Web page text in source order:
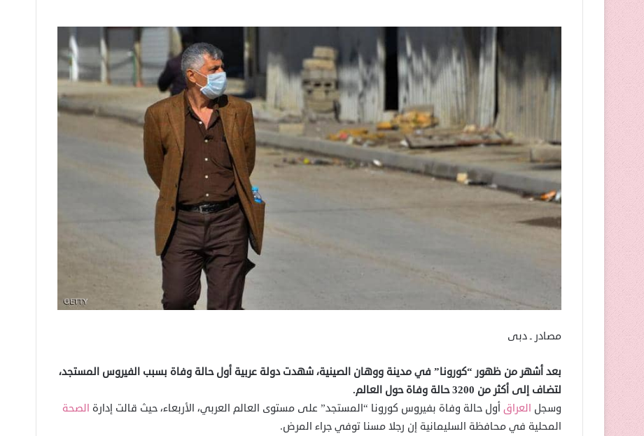
مصادر ـ دبى
بعد أشهر من ظهور “كورونا” في مدينة ووهان الصينية، شهدت دولة عربية أول حالة وفاة بسبب الفيروس المستجد،
لتضاف إلى أكثر من 3200 حالة وفاة حول العالم.
وسجل العراق أول حالة وفاة بفيروس كورونا “المستجد” على مستوى العالم العربي، الأربعاء، حيث قالت إدارة الصحة
المحلية في محافظة السليمانية إن رجلا مسنا توفي جراء المرض.